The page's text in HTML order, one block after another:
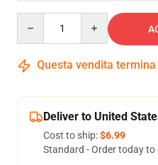
Questa vendita termina
Deliver to United
Cost to ship:$6.99
Standard - Order today to